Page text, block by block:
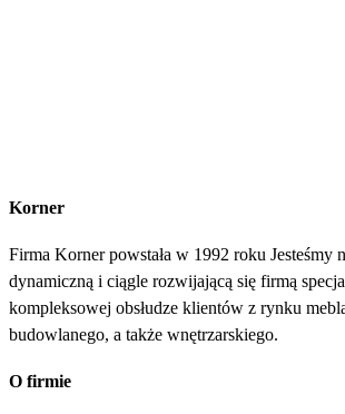
Korner
Firma Korner powstała w 1992 roku Jesteśmy
dynamiczną i ciągle rozwijającą się firmą
kompleksowej obsłudze klientów z rynku
budowlanego, a także wnętrzarskiego.
O firmie